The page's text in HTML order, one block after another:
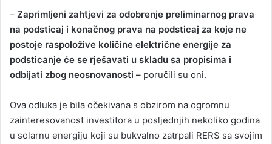
– Zaprimljeni zahtjevi za odobrenje preliminarnog prava
na podsticaj i konačnog prava na podsticaj za koje ne
postoje raspoložive količine električne energije za
podsticanje će se rješavati u skladu sa propisima i
odbijati zbog neosnovanosti – poručili su oni.
Ova odluka je bila očekivana s obzirom na ogromnu
zainteresovanost investitora u posljednjih nekoliko godina
u solarnu energiju koji su bukvalno zatrpali RERS sa svojim